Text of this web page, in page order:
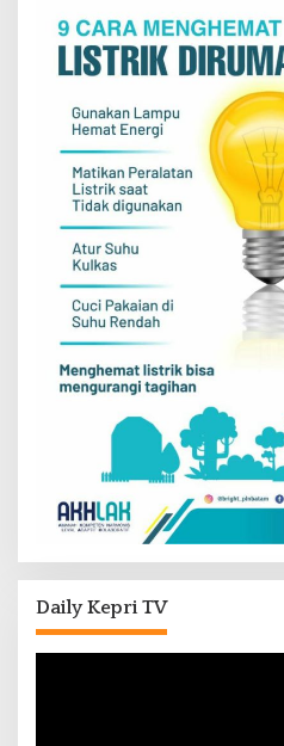
Daily Kepri TV